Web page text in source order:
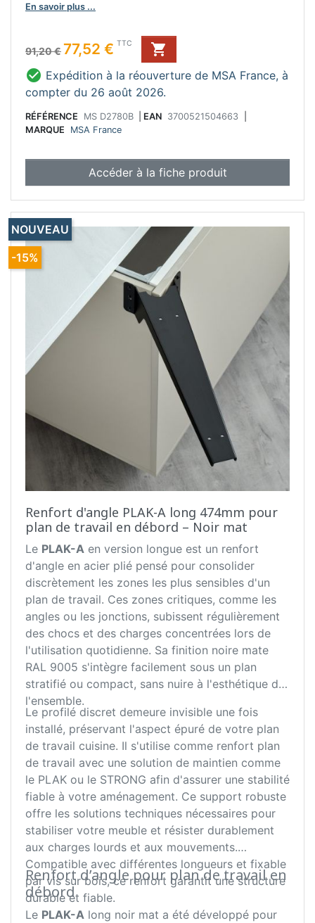
En savoir plus ...
Prix de base
91,20 €
Prix 77,52 € TTC

 Expédition à la réouverture de MSA France, à
compter du 26 août 2026.
RÉFÉRENCE MS D2780B EAN 3700521504663
MARQUE
MSA France
Accéder à la fiche produit
Renfort d'angle PLAK-A long 474mm pour
plan de travail en débord – Noir mat
Le PLAK-A en version longue est un renfort
d'angle en acier plié pensé pour consolider
discrètement les zones les plus sensibles d'un
plan de travail. Ces zones critiques, comme les
angles ou les jonctions, subissent régulièrement
des chocs et des charges concentrées lors de
l'utilisation quotidienne. Sa finition noire mate
RAL 9005 s'intègre facilement sous un plan
stratifié ou compact, sans nuire à l'esthétique de
l'ensemble.
Le profilé discret demeure invisible une fois
installé, préservant l'aspect épuré de votre plan
de travail cuisine. Il s'utilise comme renfort plan
de travail avec une solution de maintien comme
le PLAK ou le STRONG afin d'assurer une stabilité
fiable à votre aménagement. Ce support robuste
offre les solutions techniques nécessaires pour
stabiliser votre meuble et résister durablement
aux charges lourds et aux mouvements.
Compatible avec différentes longueurs et fixable
par vis sur bois, ce renfort garantit une structure
durable et fiable.
Renfort d’angle pour plan de travail en
débord
Le PLAK-A long noir mat a été développé pour
NOUVEAU
-15%